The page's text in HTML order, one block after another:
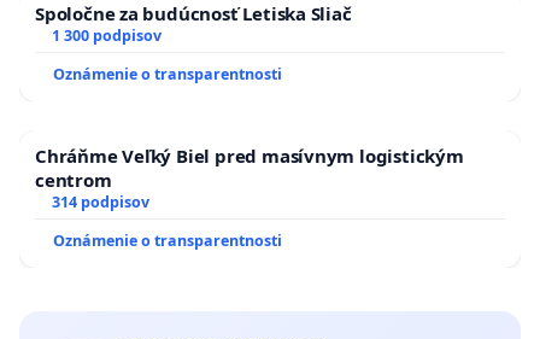
Spoločne za budúcnosť Letiska Sliač
1 300 podpisov
Oznámenie o transparentnosti
Chráňme Veľký Biel pred masívnym logistickým
centrom
314 podpisov
Oznámenie o transparentnosti